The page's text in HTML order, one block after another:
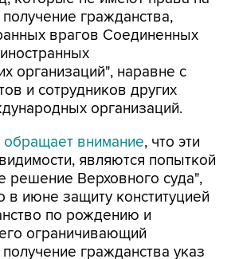
гражданства,
врагов Соединенных
организаций", наравне с
и сотрудников других
организаций.
обращает внимание, что эти
являются попыткой
решение Верховного суда",
в июне защиту конституцией
по рождению и
ограничивающий
гражданства указ